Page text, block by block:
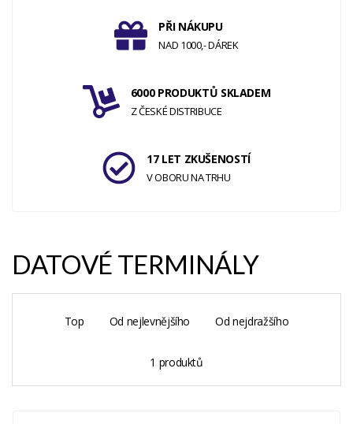
PŘI NÁKUPU
NAD 1000,- DÁREK
6000 PRODUKTŮ SKLADEM
Z ČESKÉ DISTRIBUCE
17 LET ZKUŠENOSTÍ
V OBORU NA TRHU
DATOVÉ TERMINÁLY
Top Od nejlevnějšího Od nejdražšího
1 produktů